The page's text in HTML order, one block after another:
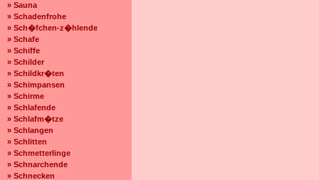
» Sauna
» Schadenfrohe
» Sch�fchen-z�hlende
» Schafe
» Schiffe
» Schilder
» Schildkr�ten
» Schimpansen
» Schirme
» Schlafende
» Schlafm�tze
» Schlangen
» Schlitten
» Schmetterlinge
» Schnarchende
» Schnecken